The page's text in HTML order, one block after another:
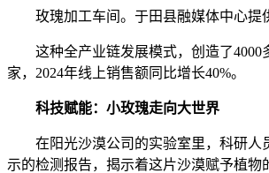
玫瑰加工车间。于田县融媒体中心提
这种全产业链发展模式，创造了4000多
家，2024年线上销售额同比增长40%。
科技赋能：小玫瑰走向大世界
在阳光沙漠公司的实验室里，科研人员
示的检测报告，揭示着这片沙漠赋予植物